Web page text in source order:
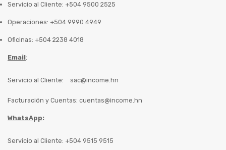
Servicio al Cliente: +504 9500 2525
Operaciones: +504 9990 4949
Oficinas: +504 2238 4018
Email:
Servicio al Cliente: sac@income.hn
Facturación y Cuentas: cuentas@income.hn
WhatsApp:
Servicio al Cliente: +504 9515 9515